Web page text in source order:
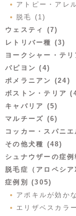
アトピー・アレ
脱毛 (1)
ウェスティ (7)
レトリバー種 (3)
ヨークシャー・テ
パピヨン (4)
ポメラニアン (24)
ボストン・テリア
キャバリア (5)
マルチーズ (6)
コッカー・スパニ
その他犬種 (48)
シュナウザーの症
脱毛症（アロペシ
症例別 (305)
アポキルが効か
エリザベスカラ